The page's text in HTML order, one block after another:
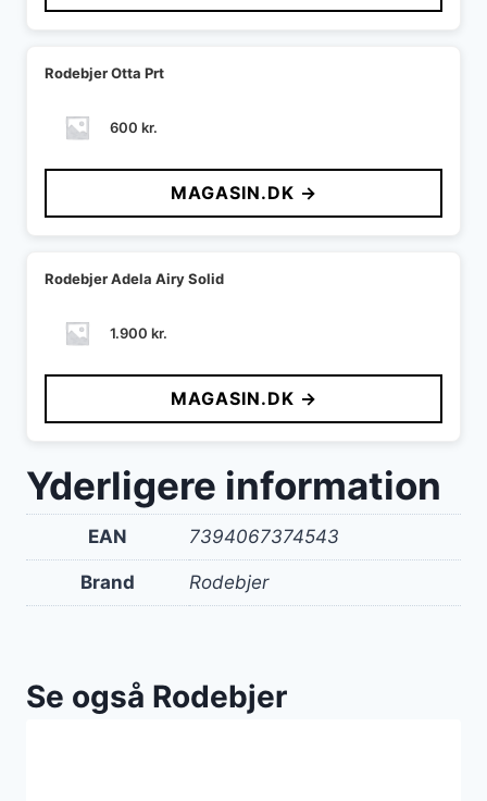
Rodebjer Otta Prt
600 kr.
MAGASIN.DK →
Rodebjer Adela Airy Solid
1.900 kr.
MAGASIN.DK →
Yderligere information
EAN 7394067374543
Brand Rodebjer
Se også Rodebjer